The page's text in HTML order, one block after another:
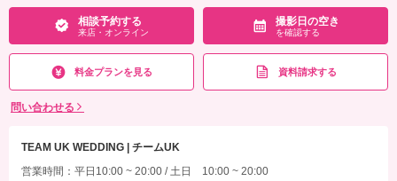
※スマホPC用データ・印刷用データの２種類を生成してダウンロード形式にご納品
差し上げます。
来店・オンライン を確認する
相談予約する
来店・オンライン
撮影日の空き
を確認する
料金プランを見る 資料請求する
問い合わせる
TEAM UK WEDDING | チームUK
営業時間：平日10:00 ~ 20:00 / 土日 10:00 ~ 20:00